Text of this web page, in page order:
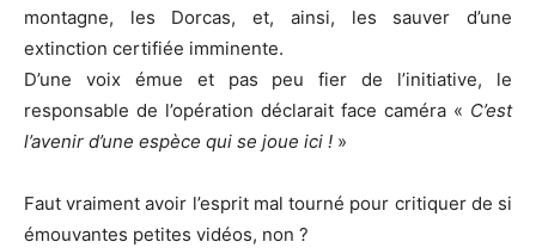
montagne, les Dorcas, et, ainsi, les sauver d’une
extinction certifiée imminente.
D’une voix émue et pas peu fier de l’initiative, le
responsable de l’opération déclarait face caméra « C’est
l’avenir d’une espèce qui se joue ici ! »
Faut vraiment avoir l’esprit mal tourné pour critiquer de si
émouvantes petites vidéos, non ?